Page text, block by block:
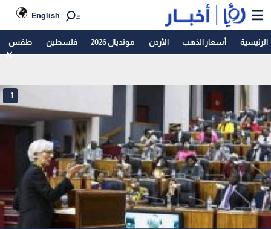
English
الرئيسية أسعار الذهب الأردن مونديال 2026 فلسطين طقس
1